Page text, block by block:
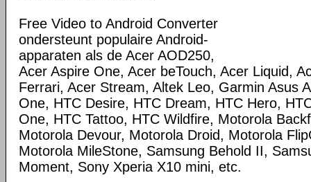
Free Video to Android Converter
ondersteunt populaire Android-
apparaten als de Acer AOD250,
Acer Aspire One, Acer beTouch, Acer Liquid,
Ferrari, Acer Stream, Altek Leo, Garmin Asus
One, HTC Desire, HTC Dream, HTC Hero,
One, HTC Tattoo, HTC Wildfire, Motorola
Motorola Devour, Motorola Droid, Motorola
Motorola MileStone, Samsung Behold II,
Moment, Sony Xperia X10 mini, etc.